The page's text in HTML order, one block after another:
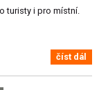
turisty i pro místní.
číst dál